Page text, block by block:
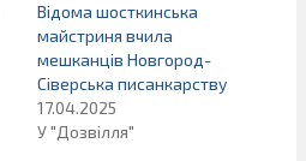
Відома шосткинська
майстриня вчила
мешканців Новгород-
Сіверська писанкарству
17.04.2025
У "Дозвілля"